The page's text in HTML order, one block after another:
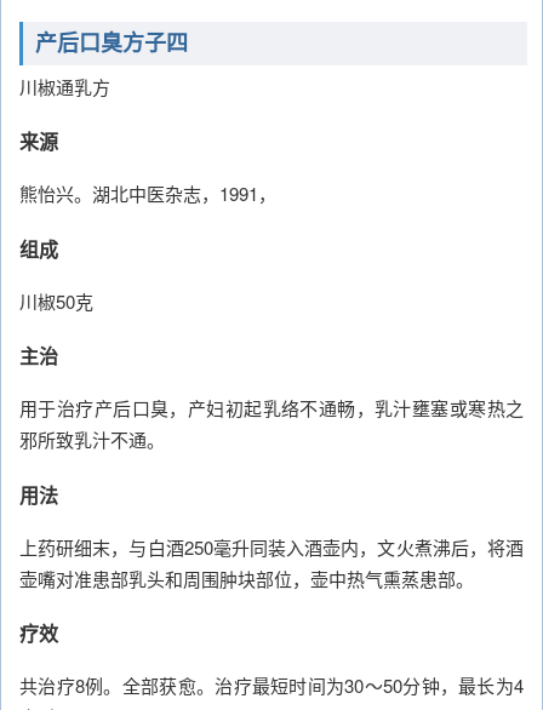
产后口臭方子四
川椒通乳方
来源
熊怡兴。湖北中医杂志，1991，
组成
川椒50克
主治
用于治疗产后口臭，产妇初起乳络不通畅，乳汁壅塞或寒热之
邪所致乳汁不通。
用法
上药研细末，与白酒250毫升同装入酒壶内，文火煮沸后，将酒
壶嘴对准患部乳头和周围肿块部位，壶中热气熏蒸患部。
疗效
共治疗8例。全部获愈。治疗最短时间为30～50分钟，最长为4